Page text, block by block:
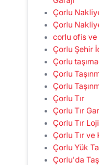
Çorlu
Çorlu
corlu ofis
Çorlu Şehir
Çorlu
Çorlu
Çorlu
Çorlu Tır
Çorlu Tır
Çorlu Tır
Çorlu Tır ve
Çorlu Yük
Çorlu'da